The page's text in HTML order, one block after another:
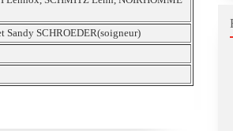
Sandy SCHROEDER(soigneur)